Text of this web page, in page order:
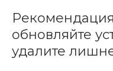
обновляйте
удалите